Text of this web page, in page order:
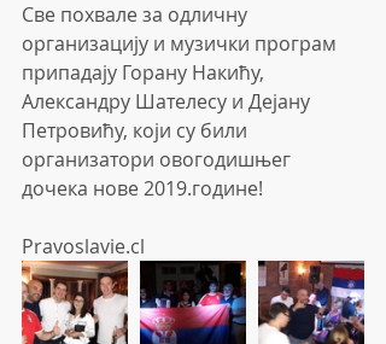
Све похвале за одличну
организацију и музички програм
припадају Горану Накићу,
Александру Шателесу и Дејану
Петровићу, који су били
организатори овогодишњег
дочека нове 2019.године!
Pravoslavie.cl